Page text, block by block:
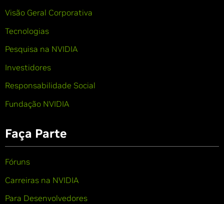
Visão Geral Corporativa
Tecnologias
Pesquisa na NVIDIA
Investidores
Responsabilidade Social
Fundação NVIDIA
Faça Parte
Fóruns
Carreiras na NVIDIA
Para Desenvolvedores